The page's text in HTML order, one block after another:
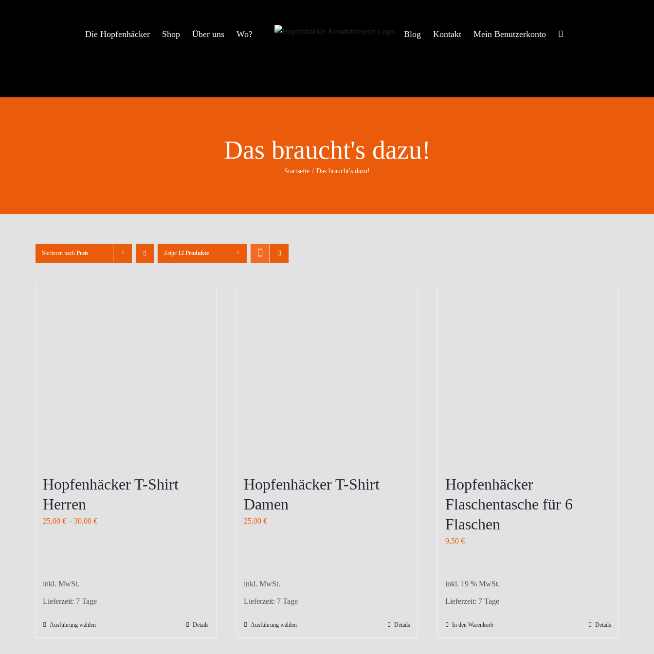
Die Hopfenhäcker Shop Über uns Wo? Blog Kontakt Mein Benutzerkonto
Das braucht's dazu!
Startseite Das braucht's dazu!
Sortieren nach Preis Zeige 12 Produkte
Hopfenhäcker T-Shirt
Herren
25,00 € – 30,00 €
inkl. MwSt.
Lieferzeit: 7 Tage
Ausführung wählenDieses
Details
Hopfenhäcker T-Shirt
Damen
25,00€
inkl. MwSt.
Lieferzeit: 7 Tage
Ausführung wählenDieses
Details
Hopfenhäcker
Flaschentasche für 6
Flaschen
9,50 €
inkl. 19 % MwSt.
Lieferzeit: 7 Tage
In den Warenkorb Details